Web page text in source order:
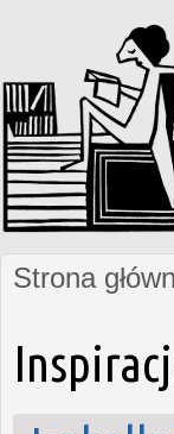
Jesteś tutaj
Strona